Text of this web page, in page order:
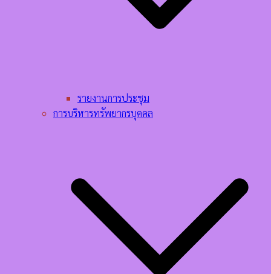
รายงานการประชุม
การบริหารทรัพยากรบุคคล